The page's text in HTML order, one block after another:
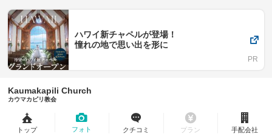
ハワイ新チャペルが登場！
憧れの地で思い出を形に
Kaumakapili Church
カウマカピリ教会
トップ フォト クチコミ プラン 手配会社